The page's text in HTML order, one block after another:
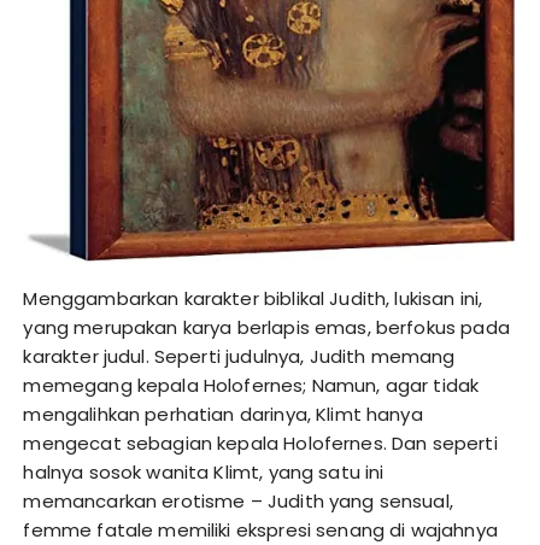
Menggambarkan karakter biblikal Judith, lukisan ini,
yang merupakan karya berlapis emas, berfokus pada
karakter judul. Seperti judulnya, Judith memang
memegang kepala Holofernes; Namun, agar tidak
mengalihkan perhatian darinya, Klimt hanya
mengecat sebagian kepala Holofernes. Dan seperti
halnya sosok wanita Klimt, yang satu ini
memancarkan erotisme – Judith yang sensual,
femme fatale memiliki ekspresi senang di wajahnya